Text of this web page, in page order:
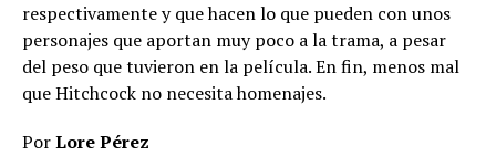
respectivamente y que hacen lo que pueden con unos
personajes que aportan muy poco a la trama, a pesar
del peso que tuvieron en la película. En fin, menos mal
que Hitchcock no necesita homenajes.
PorLore Pérez